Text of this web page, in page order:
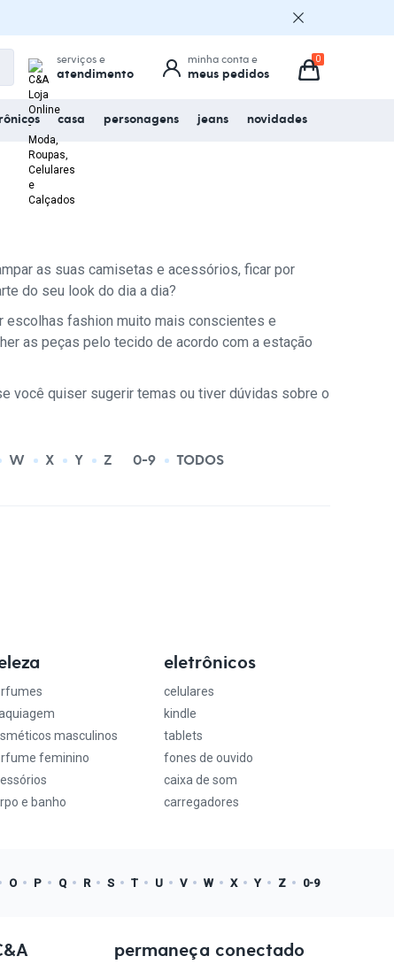
casa personagens jeans novidades
serviços e
atendimento
minha conta e
meus pedidos
as suas camisetas e acessórios, ficar por
do seu look do dia a dia?
escolhas fashion muito mais conscientes e
as peças pelo tecido de acordo com a estação
você quiser sugerir temas ou tiver dúvidas sobre o
W X Y Z 0-9 TODOS
masculinos
feminino
e banho
eletrônicos
celulares
kindle
tablets
fones de ouvido
caixa de som
carregadores
O P Q R S T U V W X Y Z 0-9
permaneça conectado